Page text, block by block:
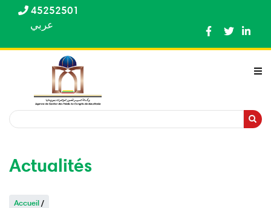
principal
45252501
عربي
Recherche
Recherche
Actualités
Accueil /